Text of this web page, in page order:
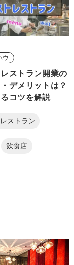
ウ
ストラン開業の
デメリットは？
コツを解説
ストラン
飲食店